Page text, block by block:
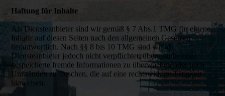
Haftung für Inhalte
Als Diensteanbieter sind wir gemäß § 7 Abs.1 TMG für eigene
Inhalte auf diesen Seiten nach den allgemeinen Gesetzen
verantwortlich. Nach §§ 8 bis 10 TMG sind wir als
Diensteanbieter jedoch nicht verpflichtet, übermittelte oder
gespeicherte fremde Informationen zu überwachen oder nach
Umständen zu forschen, die auf eine rechtswidrige Tätigkeit
hinweisen.